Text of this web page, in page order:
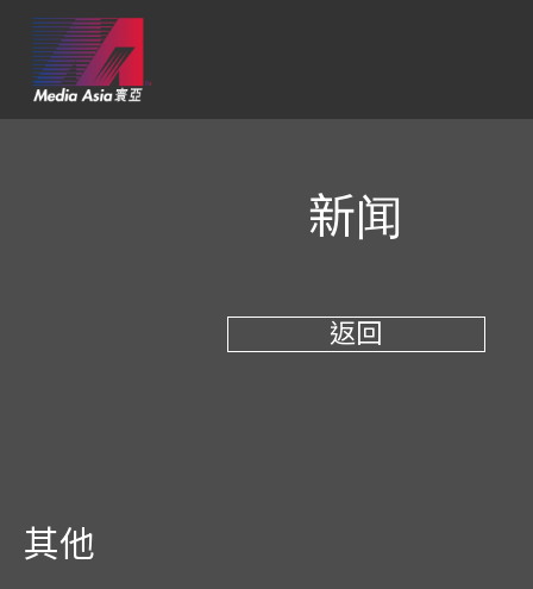
新闻
返回
其他